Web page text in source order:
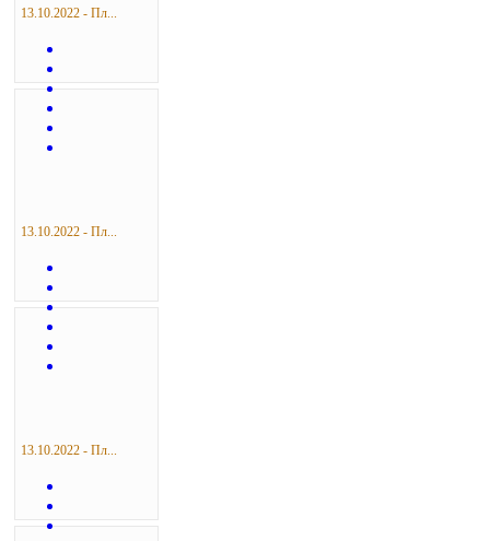
13.10.2022 - Пл...
13.10.2022 - Пл...
13.10.2022 - Пл...